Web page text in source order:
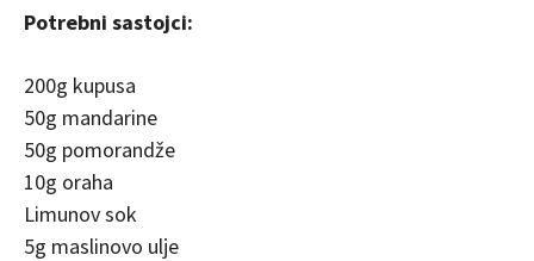
Potrebni sastojci:
200g kupusa
50g mandarine
50g pomorandže
10g oraha
Limunov sok
5g maslinovo ulje